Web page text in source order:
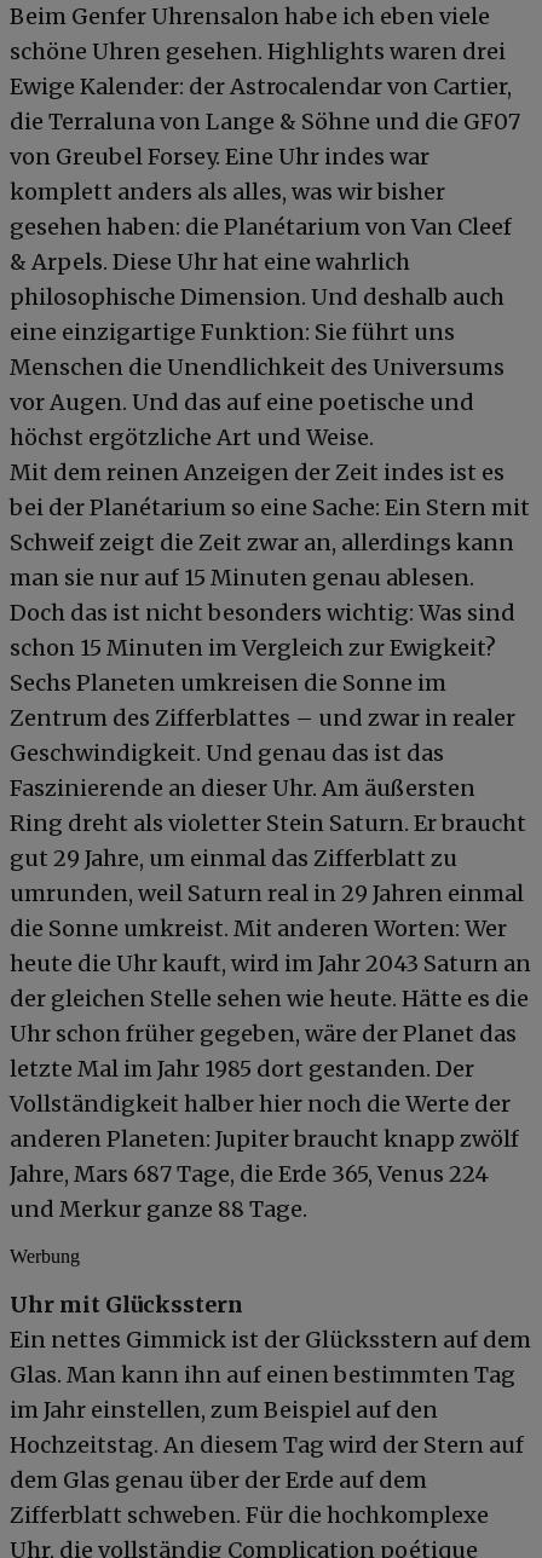
Beim Genfer Uhrensalon habe ich eben viele
schöne Uhren gesehen. Highlights waren drei
Ewige Kalender: der Astrocalendar von Cartier,
die Terraluna von Lange & Söhne und die GF07
von Greubel Forsey. Eine Uhr indes war
komplett anders als alles, was wir bisher
gesehen haben: die Planétarium von Van Cleef
& Arpels. Diese Uhr hat eine wahrlich
philosophische Dimension. Und deshalb auch
eine einzigartige Funktion: Sie führt uns
Menschen die Unendlichkeit des Universums
vor Augen. Und das auf eine poetische und
höchst ergötzliche Art und Weise.
Mit dem reinen Anzeigen der Zeit indes ist es
bei der Planétarium so eine Sache: Ein Stern mit
Schweif zeigt die Zeit zwar an, allerdings kann
man sie nur auf 15 Minuten genau ablesen.
Doch das ist nicht besonders wichtig: Was sind
schon 15 Minuten im Vergleich zur Ewigkeit?
Sechs Planeten umkreisen die Sonne im
Zentrum des Zifferblattes – und zwar in realer
Geschwindigkeit. Und genau das ist das
Faszinierende an dieser Uhr. Am äußersten
Ring dreht als violetter Stein Saturn. Er braucht
gut 29 Jahre, um einmal das Zifferblatt zu
umrunden, weil Saturn real in 29 Jahren einmal
die Sonne umkreist. Mit anderen Worten: Wer
heute die Uhr kauft, wird im Jahr 2043 Saturn an
der gleichen Stelle sehen wie heute. Hätte es die
Uhr schon früher gegeben, wäre der Planet das
letzte Mal im Jahr 1985 dort gestanden. Der
Vollständigkeit halber hier noch die Werte der
anderen Planeten: Jupiter braucht knapp zwölf
Jahre, Mars 687 Tage, die Erde 365, Venus 224
und Merkur ganze 88 Tage.
Werbung
Uhr mit Glücksstern
Ein nettes Gimmick ist der Glücksstern auf dem
Glas. Man kann ihn auf einen bestimmten Tag
im Jahr einstellen, zum Beispiel auf den
Hochzeitstag. An diesem Tag wird der Stern auf
dem Glas genau über der Erde auf dem
Zifferblatt schweben. Für die hochkomplexe
Uhr, die vollständig Complication poétique